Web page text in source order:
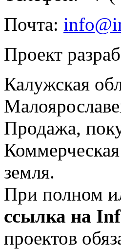
Почта:
Проект
Калужская
Продажа,
земля.
При полном
ссылка на
проектов